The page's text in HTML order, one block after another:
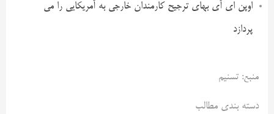
اوپن ای آی بهای ترجیح کارمندان خارجی به آمریکایی را می
پردازد
منبع: تسنیم
دسته بندی مطالب